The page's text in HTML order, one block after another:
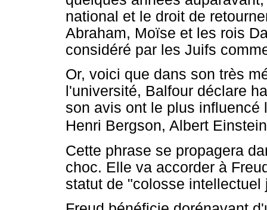
national et le droit de
Abraham, Moïse et les rois
considéré par les Juifs
Or, voici que dans son très
l'université, Balfour déclare
son avis ont le plus influencé
Henri Bergson, Albert
Cette phrase se propagera
choc. Elle va accorder à
statut de "colosse